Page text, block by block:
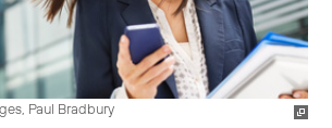
Paul Bradbury